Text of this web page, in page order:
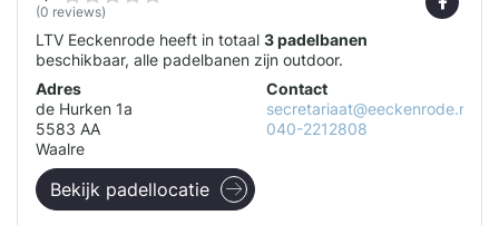
(0 reviews)
LTV Eeckenrode heeft in totaal 3 padelbanen
beschikbaar, alle padelbanen zijn outdoor.
Adres
de Hurken 1a
5583 AA
Waalre
Contact
secretariaat@eeckenrode.nl
040-2212808
Bekijk padellocatie